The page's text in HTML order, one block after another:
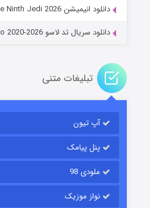
دانلود انیمیشن Star Wars: The Ninth Jedi 2026
دانلود سریال تد لاسو Ted Lasso 2020-2026
تبلیغات متنی
آپ تیون
پنل پیامک
ملودی 98
نواز موزیک